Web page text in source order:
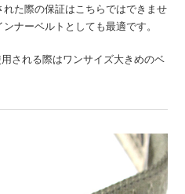
た際の保証はこちらではできませ
ナーベルトとしても最適です。
される際はワンサイズ大きめのベ